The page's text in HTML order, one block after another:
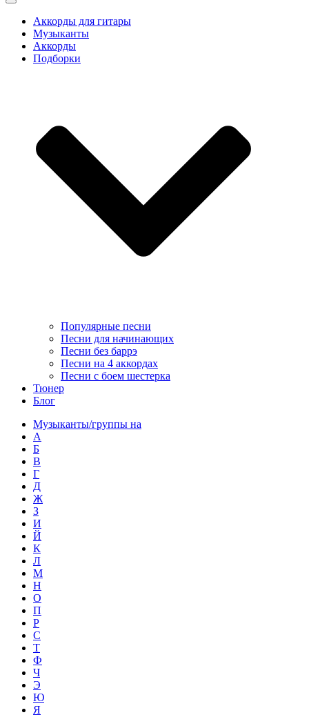
Меню
навигацииАккорды для гитары
Музыканты
Аккорды
Подборки
Популярные песни
Песни для начинающих
Песни без баррэ
Песни на 4 аккордах
Песни с боем шестерка
Тюнер
Блог
Музыканты/группы на
А
Б
В
Г
Д
Ж
З
И
Й
К
Л
М
Н
О
П
Р
С
Т
Ф
Ч
Э
Ю
Я